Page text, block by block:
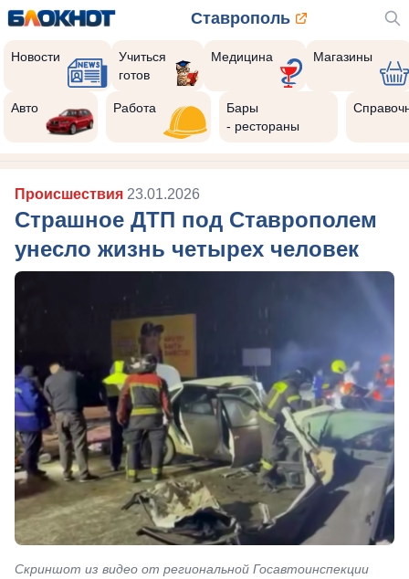
Ставрополь
Новости
Учиться
готов
Медицина Магазины
Авто Работа
Бары
- рестораны
Происшествия 23.01.2026
Страшное ДТП под Ставрополем
унесло жизнь четырех человек
Скриншот из видео от региональной Госавтоинспекции